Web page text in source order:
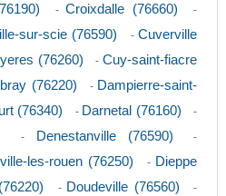
-Croixdalle (76660) -
sur-scie (76590) -Cuverville
(76260) -Cuy-saint-fiacre
(76220) - Dampierre-saint-
(76340) - Darnetal (76160) -
- Denestanville (76590) -
les-rouen (76250) - Dieppe
- Doudeville (76560) -